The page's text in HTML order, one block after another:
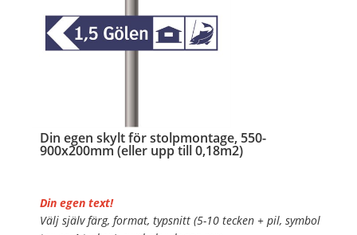
Din egen skylt för stolpmontage, 550-
900x200mm (eller upp till 0,18m2)
Din egen text!
Välj själv färg, format, typsnitt (5-10 tecken + pil, symbol